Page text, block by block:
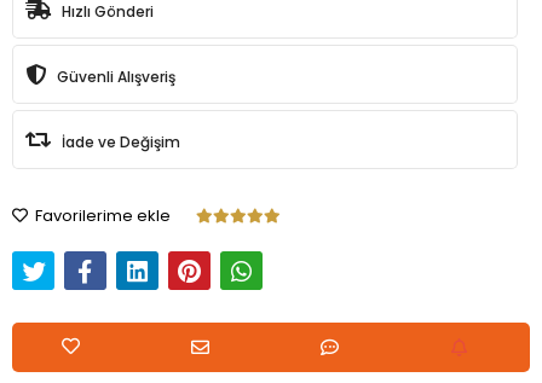
Hızlı Gönderi
Güvenli Alışveriş
İade ve Değişim
Favorilerime ekle